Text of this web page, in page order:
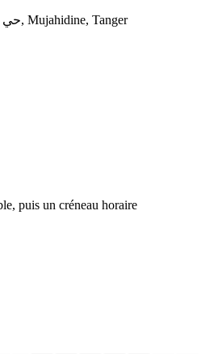
حي المجاهدين مدينة طنجة, Mujahidine, Tanger
puis un créneau horaire